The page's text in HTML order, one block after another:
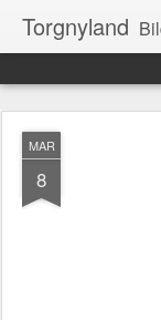
Torgnyland
MAR
8